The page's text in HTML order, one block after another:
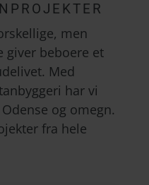
men
beboere et
Med
har vi
og omegn.
fra hele